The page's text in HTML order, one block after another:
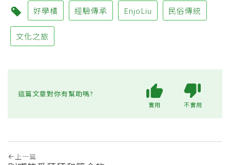
好學橘 經驗傳承 EnjoLiu 民俗傳統
文化之旅
這篇文章對你有幫助嗎?
實用 不實用
上一篇